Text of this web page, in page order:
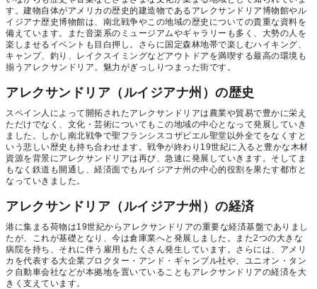
す。建物自体がアメリカの歴史的建造物であるアレクサンドリア博物館やル
イジアナ歴史博物館は、南北戦争やこの地域の歴史についての貴重な資料を
備えています。また音楽系のミュージアムやギャラリーも多く、大勢の人を
楽しませるイベントも目白押し。さらに国定森林地帯で楽しむハイキング、
キャンプ、釣り、レイクスイミングなどアウトドアを満喫する最高の環境も
揃うアレクサンドリア。魅力がぎっしりつまった街です。
アレクサンドリア（ルイジアナ州）の歴史
スペイン人によって開拓されたアレクサンドリアは農業や貿易で豊かに栄え
ただけでなく、文化・芸術についてもこの地域の中心となって発展していき
ました。しかし南北戦争で聖フランシスコザビエル聖堂以外全てをなくすと
いう悲しい歴史も持ち合わせます。戦争が終わり19世紀に入ると豊かな木材
資源を背景にアレクサンドリアは再び、急速に発展していきます。そしてま
もなく鉄道も開通し、経済面でもルイジアナ州の中心的役割を果たす都市と
なっていきました。
アレクサンドリア（ルイジアナ州）の経済
港に集まる荷物は19世紀からアレクサンドリアの重要な経済基盤でありまし
たが、これが基礎となり、今は倉庫業へと発展しました。また2つの大きな
病院を持ち、それに伴う雇用もたくさん発生しています。さらには、アメリ
カを代表する大企業プロクター・アンド・ギャンブル社や、ユニオン・タン
ク自動車会社などが本拠地を置いていることもアレクサンドリアの経済を大
きく支えています。